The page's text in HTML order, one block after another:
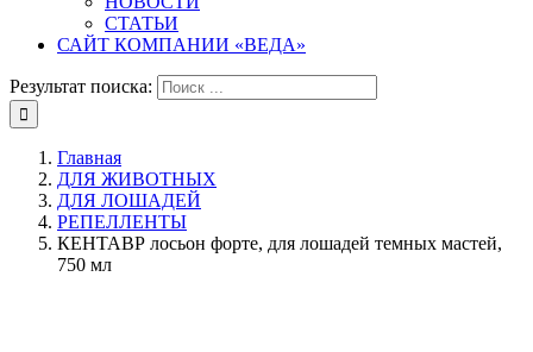
СТАТЬИ
САЙТ КОМПАНИИ «ВЕДА»
Результат поиска:
Главная
ДЛЯ ЖИВОТНЫХ
ДЛЯ ЛОШАДЕЙ
РЕПЕЛЛЕНТЫ
КЕНТАВР лосьон форте, для лошадей темных мастей,
750 мл